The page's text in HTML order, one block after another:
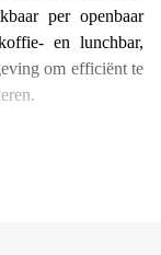
per openbaar
en lunchbar,
om efficiënt te